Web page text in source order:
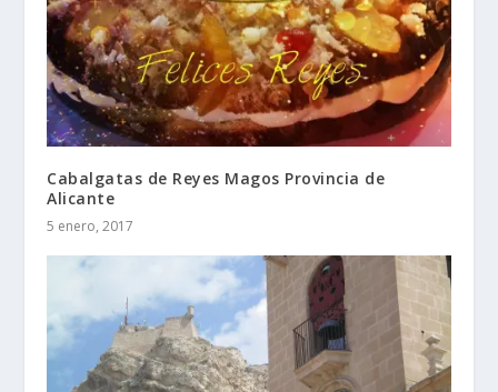
Cabalgatas de Reyes Magos Provincia de
Alicante
5 enero, 2017